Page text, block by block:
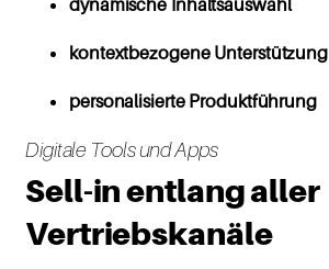
kontextbezogene Unterstützung
personalisierte Produktführung
Digitale Tools und Apps
Sell-in entlang aller
Vertriebskanäle